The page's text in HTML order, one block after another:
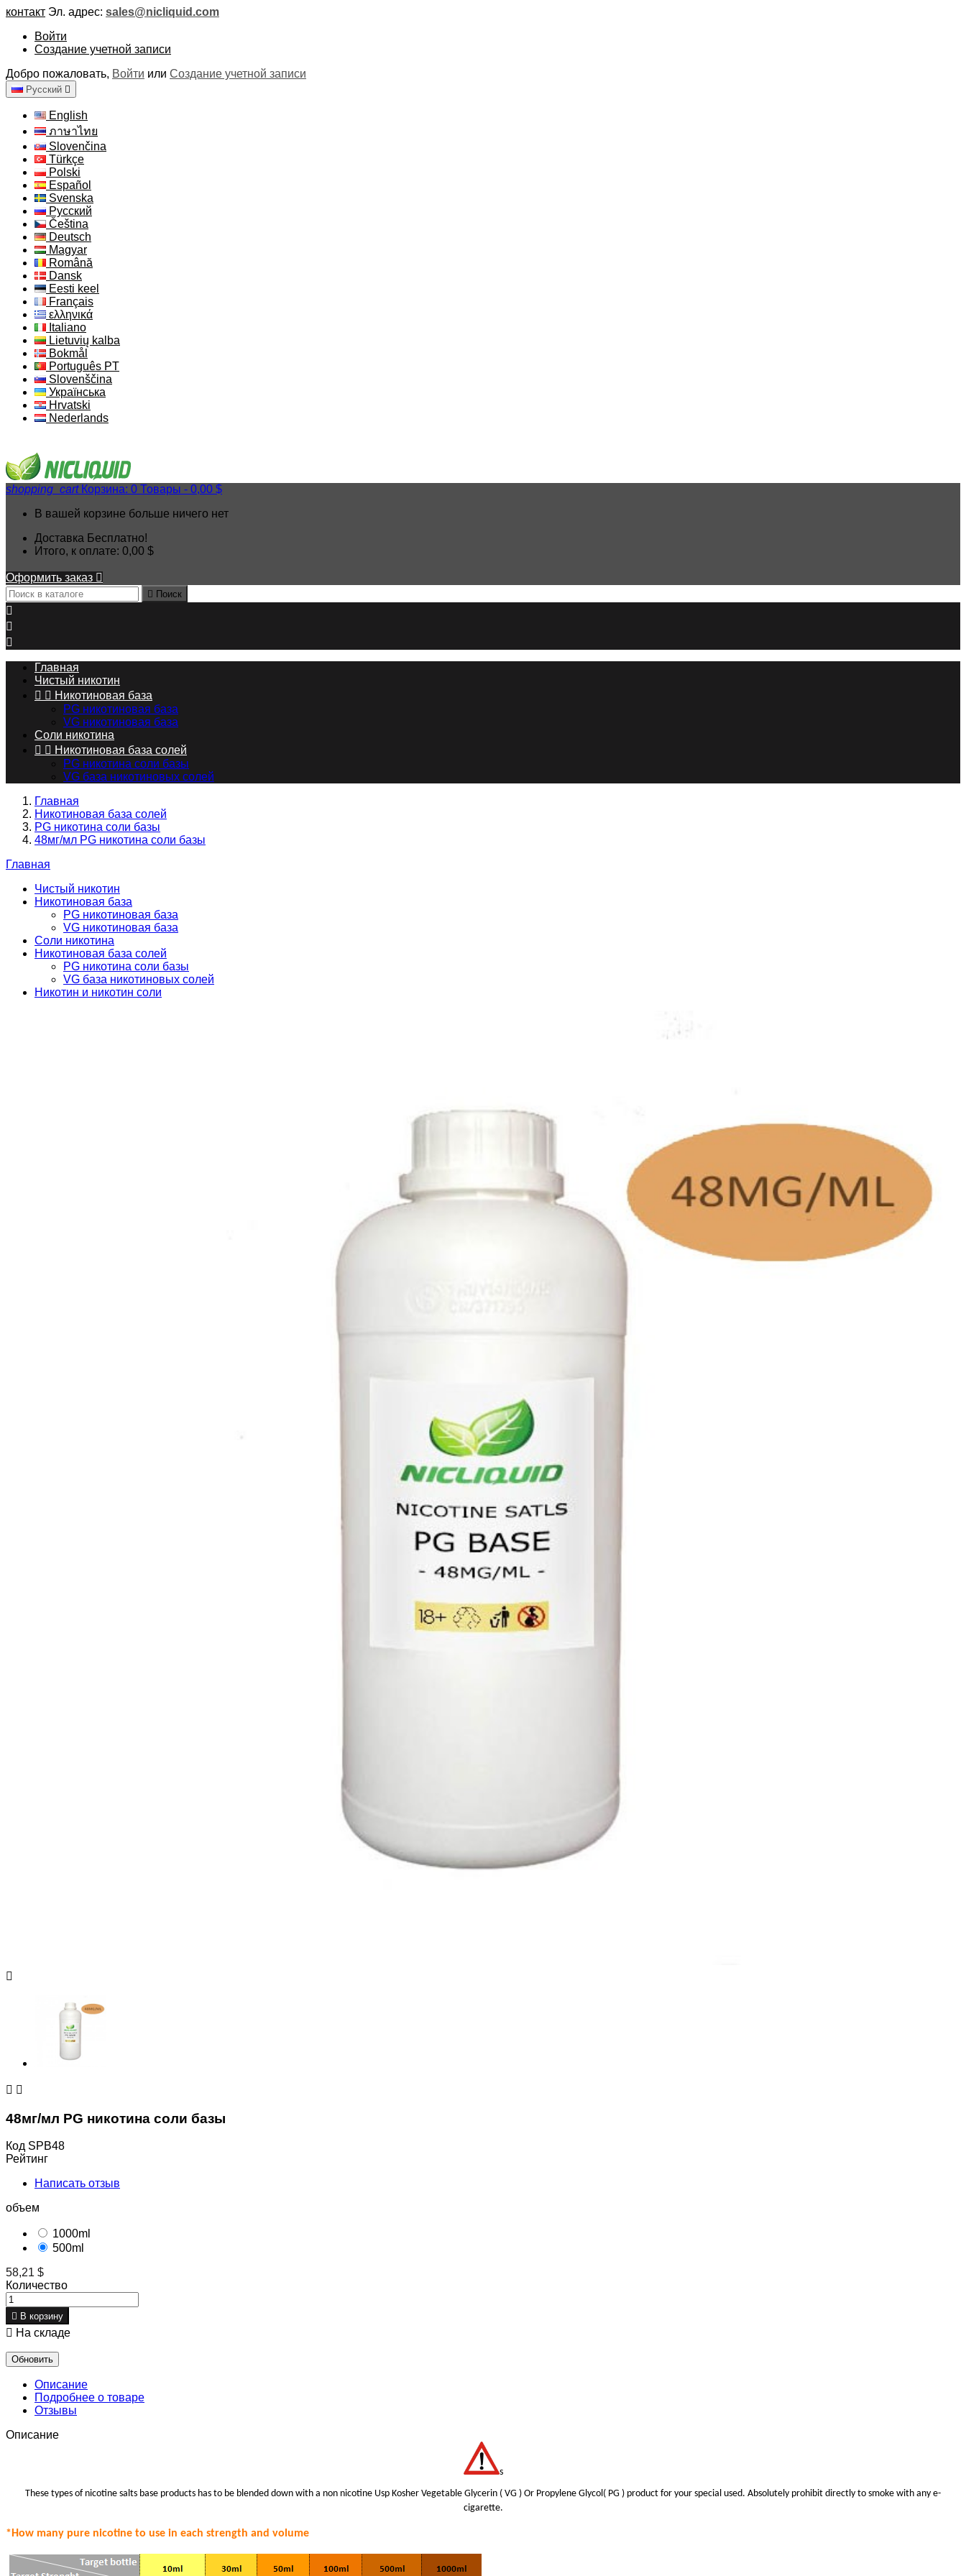
контакт Эл. адрес: sales@nicliquid.com
Войти
Создание учетной записи
Добро пожаловать, Войти или Создание учетной записи
Русский 
English
ภาษาไทย
Slovenčina
Türkçe
Polski
Español
Svenska
Русский
Čeština
Deutsch
Magyar
Română
Dansk
Eesti keel
Français
ελληνικά
Italiano
Lietuvių kalba
Bokmål
Português PT
Slovenščina
Українська
Hrvatski
Nederlands
shopping_cart Корзина: 0 Товары - 0,00 $
В вашей корзине больше ничего нет
Доставка Бесплатно!
Итого, к оплате: 0,00 $
Оформить заказ 
 Поиск



Главная
Чистый никотин
  Никотиновая база
PG никотиновая база
VG никотиновая база
Соли никотина
  Никотиновая база солей
PG никотина соли базы
VG база никотиновых солей
Главная
Никотиновая база солей
PG никотина соли базы
48мг/мл PG никотина соли базы
Главная
Чистый никотин
Никотиновая база
PG никотиновая база
VG никотиновая база
Соли никотина
Никотиновая база солей
PG никотина соли базы
VG база никотиновых солей
Никотин и никотин соли

 
48мг/мл PG никотина соли базы
Код SPB48
Рейтинг
Написать отзыв
объем
1000ml
500ml
58,21 $
Количество
 В корзину
 На складе
Описание
Подробнее о товаре
Отзывы
Описание
s
These types of nicotine salts base products has to be blended down with a non nicotine Usp Kosher Vegetable Glycerin ( VG ) Or Propylene Glycol( PG ) product for your special used. Absolutely prohibit directly to smoke with any e-
cigarette.
*How many pure nicotine to use in each strength and volume